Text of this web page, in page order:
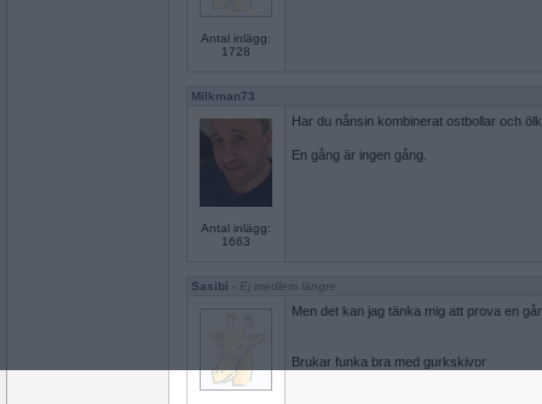
Antal inlägg:
1728
Milkman73
Antal inlägg:
1663
Har du nånsin kombinerat ostbollar och
En gång är ingen gång.
Sasibi - Ej medlem längre
Men det kan jag tänka mig att prova en
Brukar funka bra med gurkskivor